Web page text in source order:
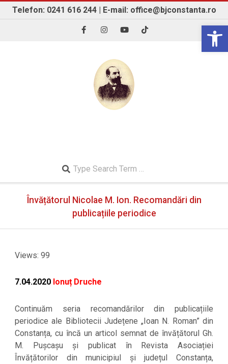
SkipTelefon: 0241 616 244 | E-mail: office@bjconstanta.ro
Search
NavigationÎnvățătorul Nicolae M. Ion. Recomandări din
publicațiile periodice
Views: 99
7.04.2020 Ionuț Druche
Continuăm seria recomandărilor din publicațiile
periodice ale Bibliotecii Județene „Ioan N. Roman” din
Constanța, cu încă un articol semnat de învățătorul Gh.
M. Pușcașu și publicat în Revista Asociației
Învățătorilor din municipiul și județul Constanța,